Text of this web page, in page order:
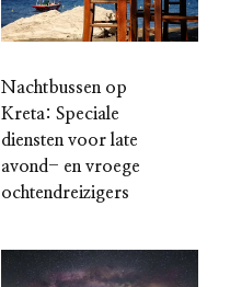
Nachtbussen op
Kreta: Speciale
diensten voor late
avond- en vroege
ochtendreizigers